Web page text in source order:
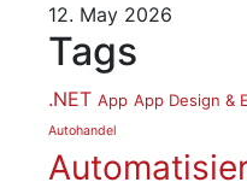
12. May 2026
Tags
.NET App App Design &
Autohandel